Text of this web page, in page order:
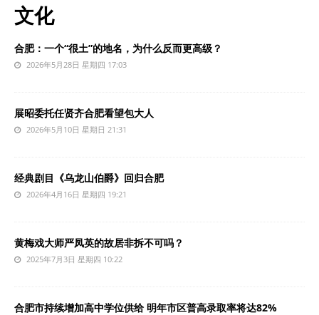
文化
合肥：一个“很土”的地名，为什么反而更高级？
2026年5月28日 星期四 17:03
展昭委托任贤齐合肥看望包大人
2026年5月10日 星期日 21:31
经典剧目《乌龙山伯爵》回归合肥
2026年4月16日 星期四 19:21
黄梅戏大师严凤英的故居非拆不可吗？
2025年7月3日 星期四 10:22
合肥市持续增加高中学位供给 明年市区普高录取率将达82%